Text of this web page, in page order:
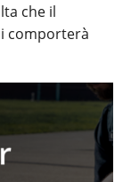
che il
comporterà